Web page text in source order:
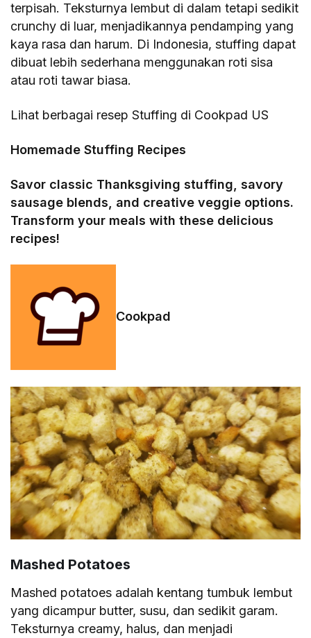
terpisah. Teksturnya lembut di dalam tetapi sedikit
crunchy di luar, menjadikannya pendamping yang
kaya rasa dan harum. Di Indonesia, stuffing dapat
dibuat lebih sederhana menggunakan roti sisa
atau roti tawar biasa.
Lihat berbagai resep Stuffing di Cookpad US
Homemade Stuffing Recipes
Savor classic Thanksgiving stuffing, savory
sausage blends, and creative veggie options.
Transform your meals with these delicious
recipes!
Cookpad
Mashed Potatoes
Mashed potatoes adalah kentang tumbuk lembut
yang dicampur butter, susu, dan sedikit garam.
Teksturnya creamy, halus, dan menjadi